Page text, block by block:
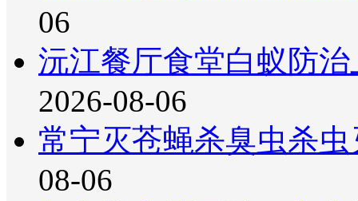
06
沅江餐厅食堂白蚁防
2026-08-06
常宁灭苍蝇杀臭虫杀
08-06